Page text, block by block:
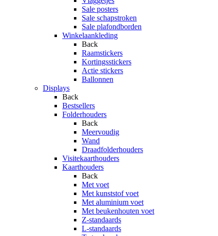
Sale posters
Sale schapstroken
Sale plafondborden
Winkelaankleding
Back
Raamstickers
Kortingsstickers
Actie stickers
Ballonnen
Displays
Back
Bestsellers
Folderhouders
Back
Meervoudig
Wand
Draadfolderhouders
Visitekaarthouders
Kaarthouders
Back
Met voet
Met kunststof voet
Met aluminium voet
Met beukenhouten voet
Z-standaards
L-standaards